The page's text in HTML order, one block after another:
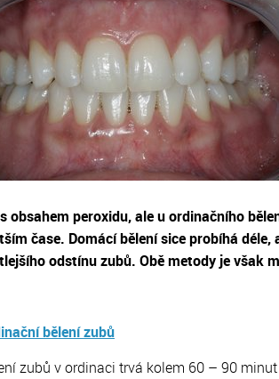
obsahem peroxidu, ale u ordinačního
čase. Domácí bělení sice probíhá
odstínu zubů. Obě metody je však
bělení zubů
zubů v ordinaci trvá kolem 60 – 90
zubu
kaz
Úrazy zubů
MgA. Kristýna Žižková, DiS.